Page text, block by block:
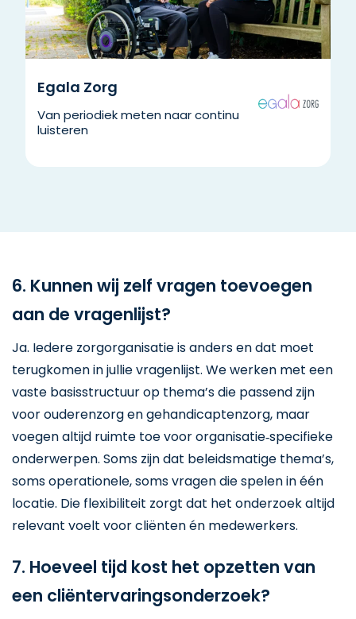
Egala Zorg
Van periodiek meten naar continu
luisteren
6. Kunnen wij zelf vragen toevoegen
aan de vragenlijst?
Ja. Iedere zorgorganisatie is anders en dat moet
terugkomen in jullie vragenlijst. We werken met een
vaste basisstructuur op thema’s die passend zijn
voor ouderenzorg en gehandicaptenzorg, maar
voegen altijd ruimte toe voor organisatie‑specifieke
onderwerpen. Soms zijn dat beleidsmatige thema’s,
soms operationele, soms vragen die spelen in één
locatie. Die flexibiliteit zorgt dat het onderzoek altijd
relevant voelt voor cliënten én medewerkers.
7. Hoeveel tijd kost het opzetten van
een cliëntervaringsonderzoek?